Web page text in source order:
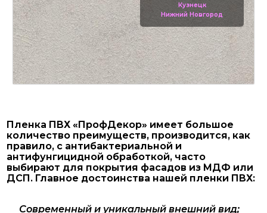
Кузнецк
Нижний Новгород
Пленка ПВХ «ПрофДекор» имеет большое
количество преимуществ, производится, как
правило, с антибактериальной и
антифунгицидной обработкой, часто
выбирают для покрытия фасадов из МДФ или
ДСП. Главное достоинства нашей пленки ПВХ:
Современный и уникальный внешний вид;